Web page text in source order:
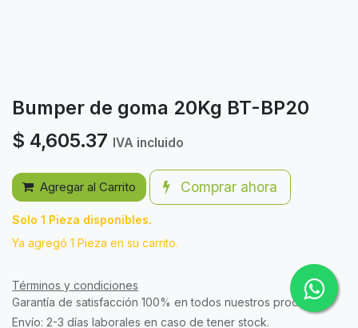
Bumper de goma 20Kg BT-BP20
$ 4,605.37 IVA incluido
Agregar al Carrito Comprar ahora
Solo 1 Pieza disponibles.
Ya agregó 1 Pieza en su carrito.
Términos y condiciones
Garantía de satisfacción 100% en todos nuestros productos.
Envío: 2-3 días laborales en caso de tener stock.